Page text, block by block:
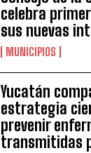
celebra
sus nuevas
MUNICIPIOS
Yucatán
estrategia
prevenir
transmitidas